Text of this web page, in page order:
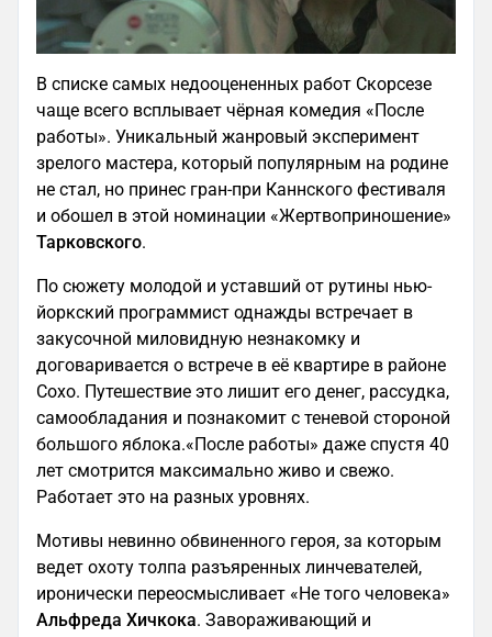
В списке самых недооцененных работ Скорсезе
чаще всего всплывает чёрная комедия «После
работы». Уникальный жанровый эксперимент
зрелого мастера, который популярным на родине
не стал, но принес гран-при Каннского фестиваля
и обошел в этой номинации «Жертвоприношение»
Тарковского.
По сюжету молодой и уставший от рутины нью-
йоркский программист однажды встречает в
закусочной миловидную незнакомку и
договаривается о встрече в её квартире в районе
Сохо. Путешествие это лишит его денег, рассудка,
самообладания и познакомит с теневой стороной
большого яблока.«После работы» даже спустя 40
лет смотрится максимально живо и свежо.
Работает это на разных уровнях.
Мотивы невинно обвиненного героя, за которым
ведет охоту толпа разъяренных линчевателей,
иронически переосмысливает «Не того человека»
Альфреда Хичкока. Завораживающий и